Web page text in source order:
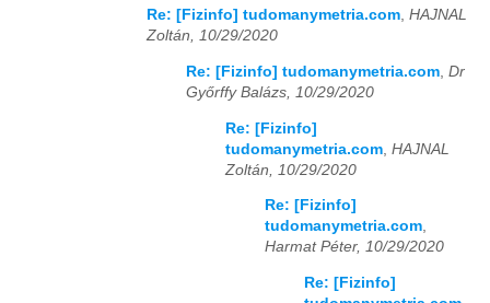
Re: [Fizinfo] tudomanymetria.com, HAJNAL
Zoltán, 10/29/2020
Re: [Fizinfo] tudomanymetria.com Dr
Győrffy Balázs, 10/29/2020
Re: [Fizinfo]
tudomanymetria.com HAJNAL
Zoltán, 10/29/2020
Re: [Fizinfo]
tudomanymetria.com,
Harmat Péter, 10/29/2020
Re: [Fizinfo]